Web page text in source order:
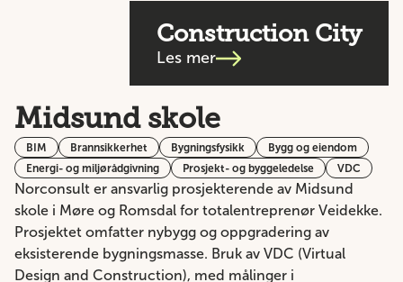
Construction City
Les mer
Midsund skole
BIM Brannsikkerhet Bygningsfysikk
Bygg og eiendom
Energi- og miljørådgivning
Prosjekt- og byggeledelse VDC
Norconsult er ansvarlig prosjekterende av Midsund
skole i Møre og Romsdal for totalentreprenør Veidekke.
Prosjektet omfatter nybygg og oppgradering av
eksisterende bygningsmasse. Bruk av VDC (Virtual
Design and Construction), med målinger i